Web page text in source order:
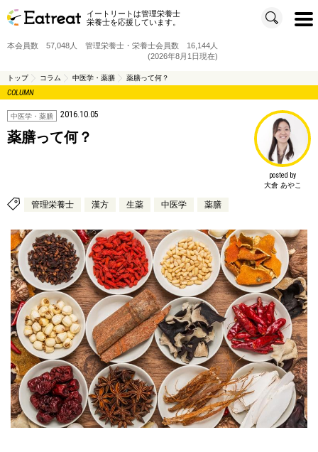
イートリートは管理栄養士
栄養士を応援しています。
t
o
i
a
o
n
本会員数 57,048人 管理栄養士・栄養士会員数 16,144人
(2026年8月1日現在)
トップ コラム 中医学・薬膳 薬膳って何？
COLUMN
中医学・薬膳 2016.10.05
薬膳って何？
posted by
大倉 あやこ
管理栄養士 漢方 生薬 中医学 薬膳